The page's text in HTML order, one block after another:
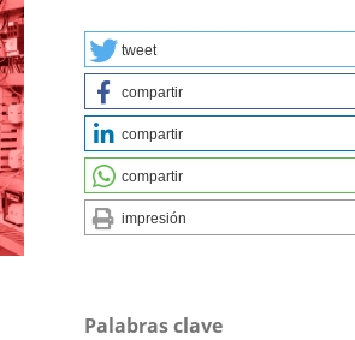
tweet
compartir
compartir
compartir
impresión
Palabras clave